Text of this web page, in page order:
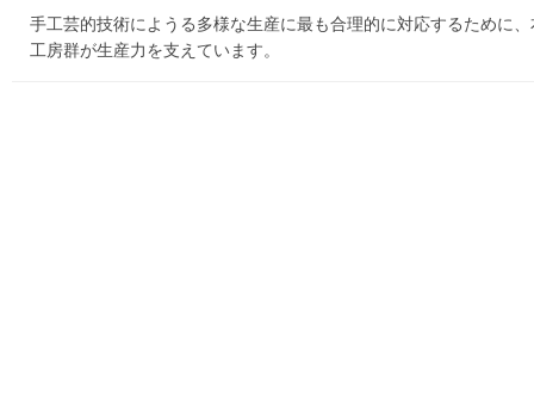
手工芸的技術にようる多様な生産に最も合理的に対応するために
工房群が生産力を支えています。